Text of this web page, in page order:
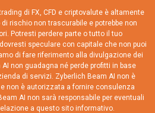
trading di FX, CFD e criptovalute è altamente
rischio non trascurabile e potrebbe non
Potresti perdere parte o tutto il tuo
speculare con capitale che non puoi
di fare riferimento alla divulgazione dei
non guadagna né perde profitti in base
di servizi. Zyberlich Beam AI non è
non è autorizzata a fornire consulenza
AI non sarà responsabile per eventuali
a questo sito informativo.